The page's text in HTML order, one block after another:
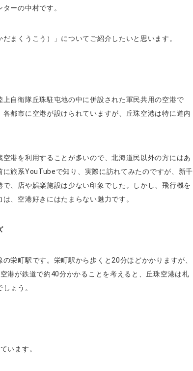
ーの中村です。
まくうこう）」についてご紹介したいと思います。
自衛隊丘珠駐屯地の中に併設された軍民共用の空港で
都市に空港が設けられていますが、丘珠空港は特に道内
港を利用することが多いので、北海道民以外の方にはあ
旅系YouTubeで知り、実際に訪れてみたのですが、新千
、店や娯楽施設は少ない印象でした。しかし、飛行機を
、空港好きにはたまらない魅力です。
栄町駅です。栄町駅から歩くと20分ほどかかりますが、
港が鉄道で約40分かかることを考えると、丘珠空港は札
ょう。
います。